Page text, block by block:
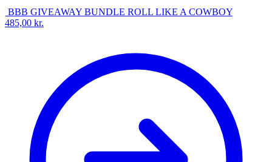
BBB GIVEAWAY BUNDLE ROLL LIKE A COWBOY
485,00 kr.